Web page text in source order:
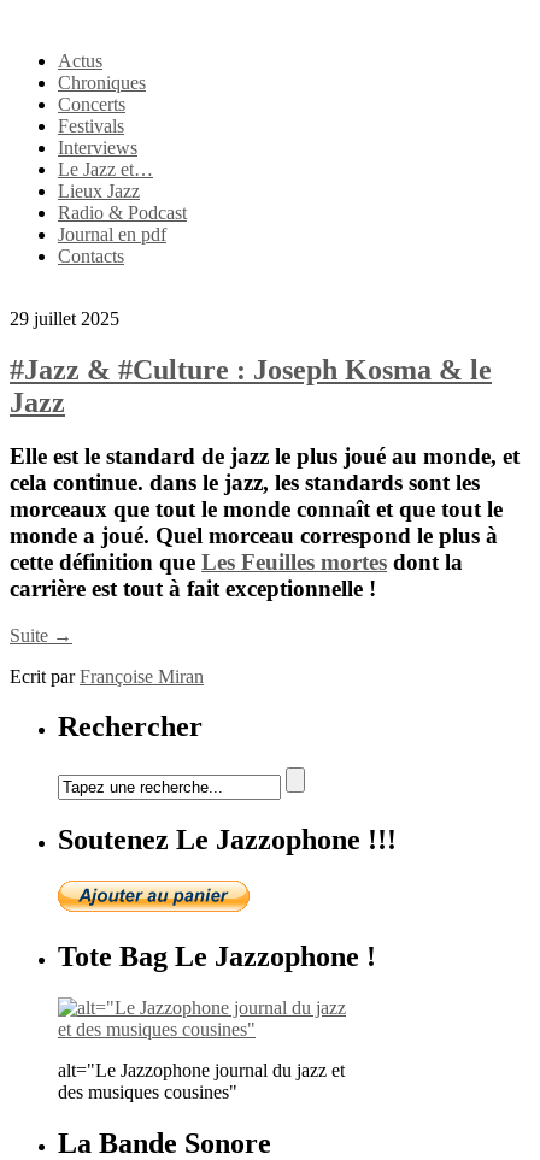
Actus
Chroniques
Concerts
Festivals
Interviews
Le Jazz et…
Lieux Jazz
Radio & Podcast
Journal en pdf
Contacts
29 juillet 2025
#Jazz & #Culture : Joseph Kosma & le
Jazz
Elle est le standard de jazz le plus joué au monde, et
cela continue. dans le jazz, les standards sont les
morceaux que tout le monde connaît et que tout le
monde a joué. Quel morceau correspond le plus à
cette définition que Les Feuilles mortes dont la
carrière est tout à fait exceptionnelle !
Suite →
Ecrit parFrançoise Miran
Rechercher
Soutenez Le Jazzophone !!!
Tote Bag Le Jazzophone !
alt="Le Jazzophone journal du jazz et
des musiques cousines"
La Bande Sonore